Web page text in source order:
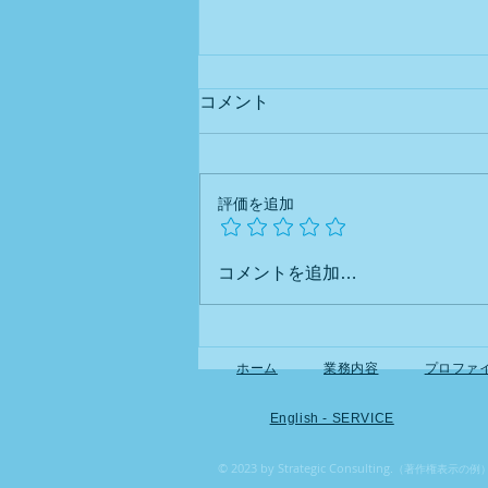
Newsletter
#004
2026 Tax Reform Series –
Now?
one topic at a time. Over the past
few weeks, we have introduced
some important items in Japan's
2026 Tax Reform. The rules are
コメント
評価を追加
コメントを追加…
© 2023 by Strategic Consulting. （著作権表示の例
ホーム 業務内容 プロファ
English - SERVICE